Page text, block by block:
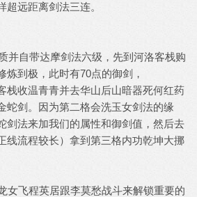
超远距离剑法三连。
并自带达摩剑法六级，先到河洛客栈购
炼到极，此时有70点的御剑，
栈收温青青并去华山后山暗器死何红药
蛇剑。因为第二格会洗玉女剑法的缘
剑法来加我们的属性和御剑值，然后去
线流程较长）拿到第三格内功乾坤大挪
女飞程英居跟李莫愁战斗来解锁重要的